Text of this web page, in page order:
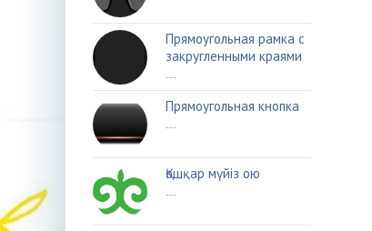
Прямоугольная рамка с
закругленными краями
---
Прямоугольная кнопка
---
Қошқар мүйіз ою
---